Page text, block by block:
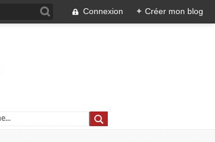
Connexion + Créer mon blog